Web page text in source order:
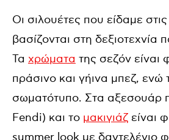
Οι σιλουέτες που είδαμε
βασίζονται στη
Τα χρώματα της σεζόν
πράσινο και γήινα μπεζ,
σωματότυπο. Στα αξεσουάρ
Fendi) και το μακιγιάζ είναι
summer look με δαντελένιο